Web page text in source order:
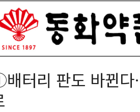
터리 판도 바뀐